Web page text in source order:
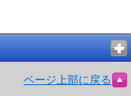
ページ上部に戻る